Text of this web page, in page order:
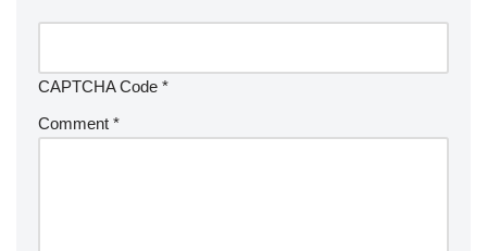
CAPTCHA Code *
Comment *